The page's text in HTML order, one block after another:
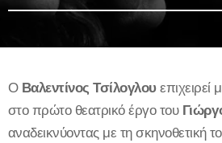
Ο Βαλεντίνος Τσίλογλουεπιχειρεί
στο πρώτο θεατρικό έργο του
αναδεικνύοντας με τη σκηνοθετική